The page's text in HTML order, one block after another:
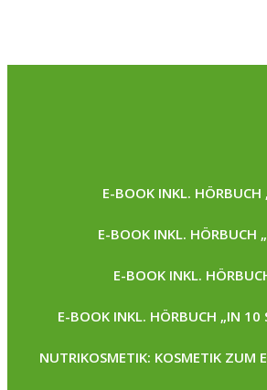
E-BOOK INKL. HÖRBUCH
E-BOOK INKL. HÖRBUCH
E-BOOK INKL.
E-BOOK INKL. HÖRBUCH „IN 10